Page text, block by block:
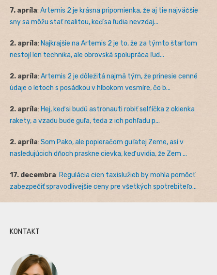
7. apríla: Artemis 2 je krásna pripomienka, že aj tie najväčšie
sny sa môžu stať realitou, keď sa ľudia nevzdaj...
2. apríla: Najkrajšie na Artemis 2 je to, že za týmto štartom
nestojí len technika, ale obrovská spolupráca ľud...
2. apríla: Artemis 2 je dôležitá najmä tým, že prinesie cenné
údaje o letoch s posádkou v hlbokom vesmíre, čo b...
2. apríla: Hej, keď si budú astronauti robiť selfíčka z okienka
rakety, a vzadu bude guľa, teda z ich pohľadu p...
2. apríla: Som Pako, ale popieračom guľatej Zeme, asi v
nasledujúcich dňoch praskne cievka, keď uvidia, že Zem ...
17. decembra: Regulácia cien taxislužieb by mohla pomôcť
zabezpečiť spravodlivejšie ceny pre všetkých spotrebiteľo...
KONTAKT